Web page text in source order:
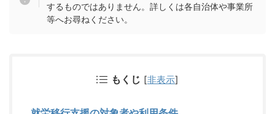
するものではありません。詳しくは各自治体や事業所
等へお尋ねください。
もくじ [非表示]